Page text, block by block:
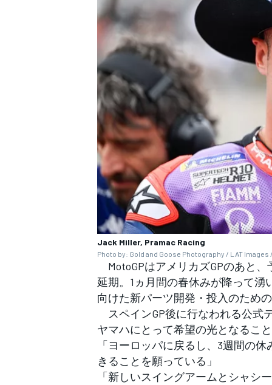
Jack Miller, Pramac Racing
Photo by: Gold and Goose Photography / LAT Images
MotoGPはアメリカズGPのあと
延期。1ヵ月間の春休みが降って湧
向けた新パーツ開発・投入のため
スペインGP後に行なわれる公式
ヤマハにとって希望の光となるこ
「ヨーロッパに戻るし、3週間の
きることを願っている」
「新しいスイングアームとシャシ